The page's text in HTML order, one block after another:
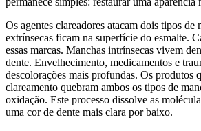
Os agentes clareadores atacam dois tipos de
extrínsecas ficam na superfície do esmalte.
essas marcas. Manchas intrínsecas vivem
dente. Envelhecimento, medicamentos e
descolorações mais profundas. Os produtos
clareamento quebram ambos os tipos de
oxidação. Este processo dissolve as
uma cor de dente mais clara por baixo.